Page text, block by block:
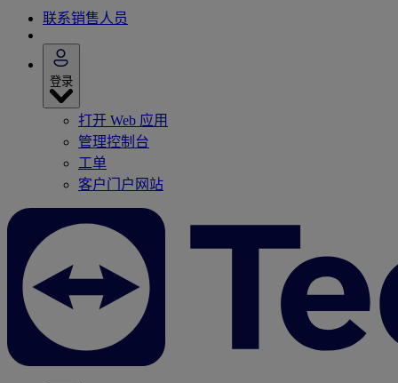
联系销售人员
登录
打开 Web 应用
管理控制台
工单
客户门户网站